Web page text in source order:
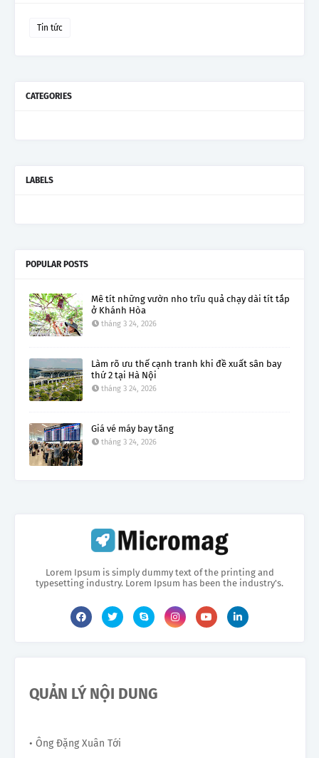
Tin tức
CATEGORIES
LABELS
POPULAR POSTS
Mê tít những vườn nho trĩu quả chạy dài tít tắp
ở Khánh Hòa
tháng 3 24, 2026
Làm rõ ưu thế cạnh tranh khi đề xuất sân bay
thứ 2 tại Hà Nội
tháng 3 24, 2026
Giá vé máy bay tăng
tháng 3 24, 2026
Lorem Ipsum is simply dummy text of the printing and
typesetting industry. Lorem Ipsum has been the industry's.
QUẢN LÝ NỘI DUNG
• Ông Đặng Xuân Tới